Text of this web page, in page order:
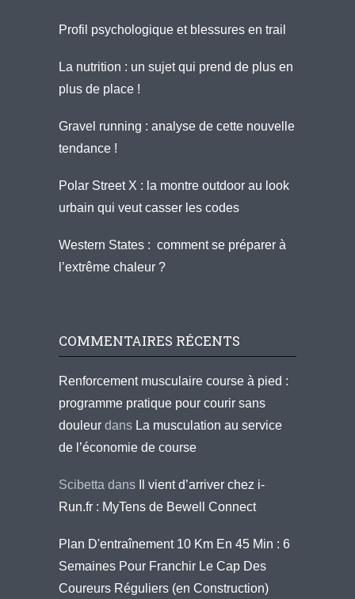
Profil psychologique et blessures en trail
La nutrition : un sujet qui prend de plus en
plus de place !
Gravel running : analyse de cette nouvelle
tendance !
Polar Street X : la montre outdoor au look
urbain qui veut casser les codes
Western States : comment se préparer à
l’extrême chaleur ?
COMMENTAIRES RÉCENTS
Renforcement musculaire course à pied :
programme pratique pour courir sans
douleur dans La musculation au service
de l’économie de course
Scibetta dans
Il vient d’arriver chez i-
Run.fr : MyTens de Bewell Connect
Plan D'entraînement 10 Km En 45 Min : 6
Semaines Pour Franchir Le Cap Des
Coureurs Réguliers (en Construction)